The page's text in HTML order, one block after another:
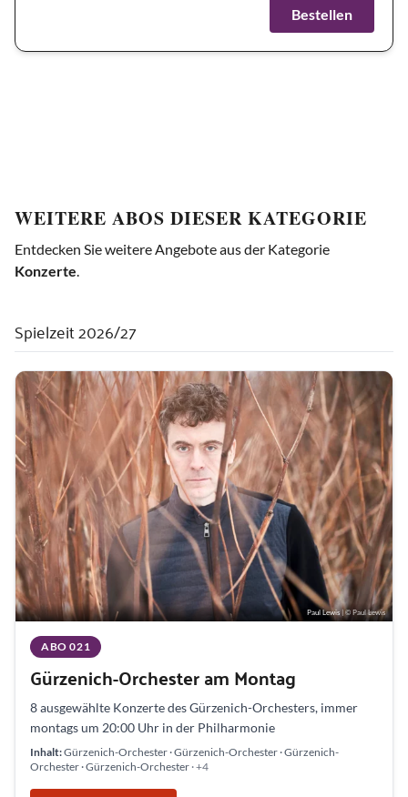
Bestellen
WEITERE ABOS DIESER KATEGORIE
Entdecken Sie weitere Angebote aus der Kategorie
Konzerte
Spielzeit 2026/27
Paul Lewis| © Paul Lewis
ABO 021
Gürzenich-Orchester am Montag
8 ausgewählte Konzerte des Gürzenich-Orchesters, immer
montags um 20:00 Uhr in der Philharmonie
Inhalt:Gürzenich-Orchester · Gürzenich-Orchester · Gürzenich-
Orchester · Gürzenich-Orchester · +4